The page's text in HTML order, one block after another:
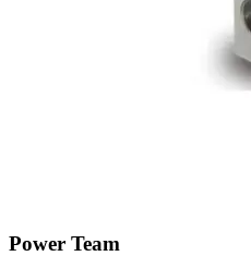
Power Team